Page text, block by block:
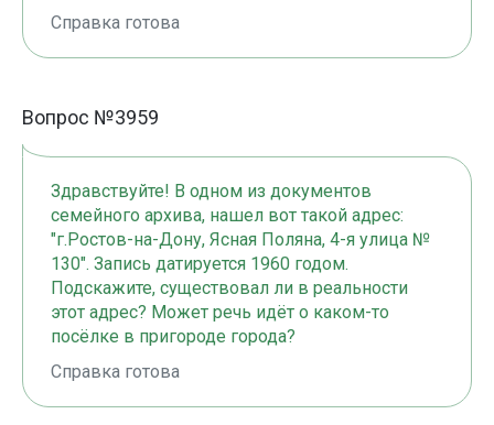
Справка готова
Вопрос №3959
Здравствуйте! В одном из документов
семейного архива, нашел вот такой адрес:
"г.Ростов-на-Дону, Ясная Поляна, 4-я улица №
130". Запись датируется 1960 годом.
Подскажите, существовал ли в реальности
этот адрес? Может речь идёт о каком-то
посёлке в пригороде города?
Справка готова